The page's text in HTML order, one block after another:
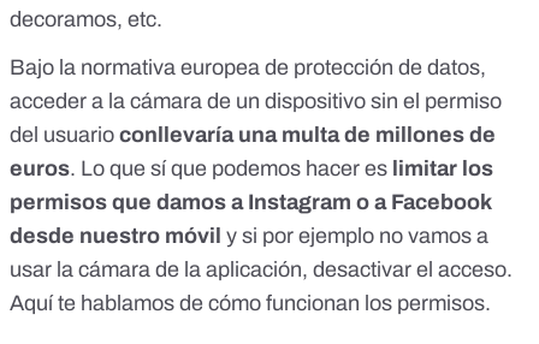
decoramos, etc.
Bajo la normativa europea de protección de datos,
acceder a la cámara de un dispositivo sin el permiso
del usuario conllevaría una multa de millones de
euros. Lo que sí que podemos hacer es limitar los
permisos que damos a Instagram o a Facebook
desde nuestro móvil y si por ejemplo no vamos a
usar la cámara de la aplicación, desactivar el acceso.
Aquí te hablamos de cómo funcionan los permisos.